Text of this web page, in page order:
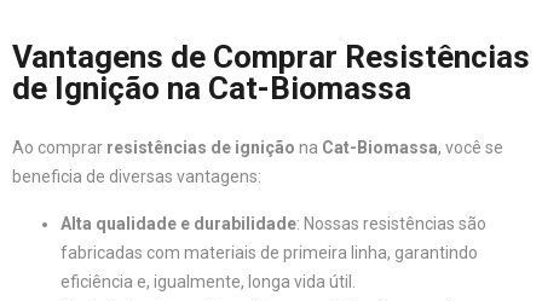
Vantagens de Comprar Resistências
de Ignição na Cat-Biomassa
Ao comprar resistências de ignição na Cat-Biomassa, você se
beneficia de diversas vantagens:
Alta qualidade e durabilidade: Nossas resistências são
fabricadas com materiais de primeira linha, garantindo
eficiência e, igualmente, longa vida útil.